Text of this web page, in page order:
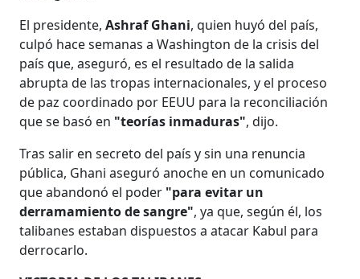
El presidente,Ashraf Ghani, quien huyó del país,
culpó hace semanas a Washington de la crisis del
país que, aseguró, es el resultado de la salida
abrupta de las tropas internacionales, y el proceso
de paz coordinado por EEUU para la reconciliación
que se basó en "teorías inmaduras", dijo.
Tras salir en secreto del país y sin una renuncia
pública, Ghani aseguró anoche en un comunicado
que abandonó el poder "para evitar un
derramamiento de sangre", ya que, según él, los
talibanes estaban dispuestos a atacar Kabul para
derrocarlo.